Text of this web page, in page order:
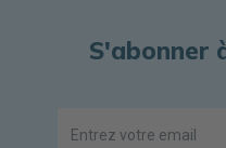
S'abonner